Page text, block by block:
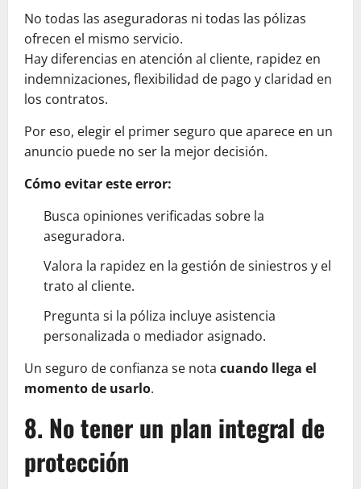
No todas las aseguradoras ni todas las pólizas
ofrecen el mismo servicio.
Hay diferencias en atención al cliente, rapidez en
indemnizaciones, flexibilidad de pago y claridad en
los contratos.
Por eso, elegir el primer seguro que aparece en un
anuncio puede no ser la mejor decisión.
Cómo evitar este error:
Busca opiniones verificadas sobre la
aseguradora.
Valora la rapidez en la gestión de siniestros y el
trato al cliente.
Pregunta si la póliza incluye asistencia
personalizada o mediador asignado.
Un seguro de confianza se nota cuando llega el
momento de usarlo.
8. No tener un plan integral de
protección